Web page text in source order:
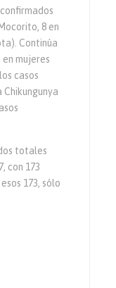
8 en
Continúa
mujeres
casos
totales
con 173
173, sólo